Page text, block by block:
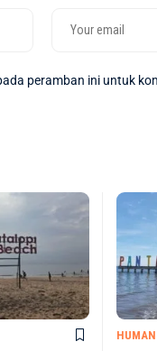
peramban ini untuk